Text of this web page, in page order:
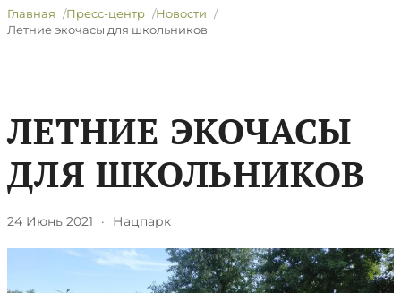
Главная Пресс-центр
Новости
Летние экочасы для школьников
ЛЕТНИЕ ЭКОЧАСЫ
ДЛЯ ШКОЛЬНИКОВ
24 Июнь 2021 · Нацпарк